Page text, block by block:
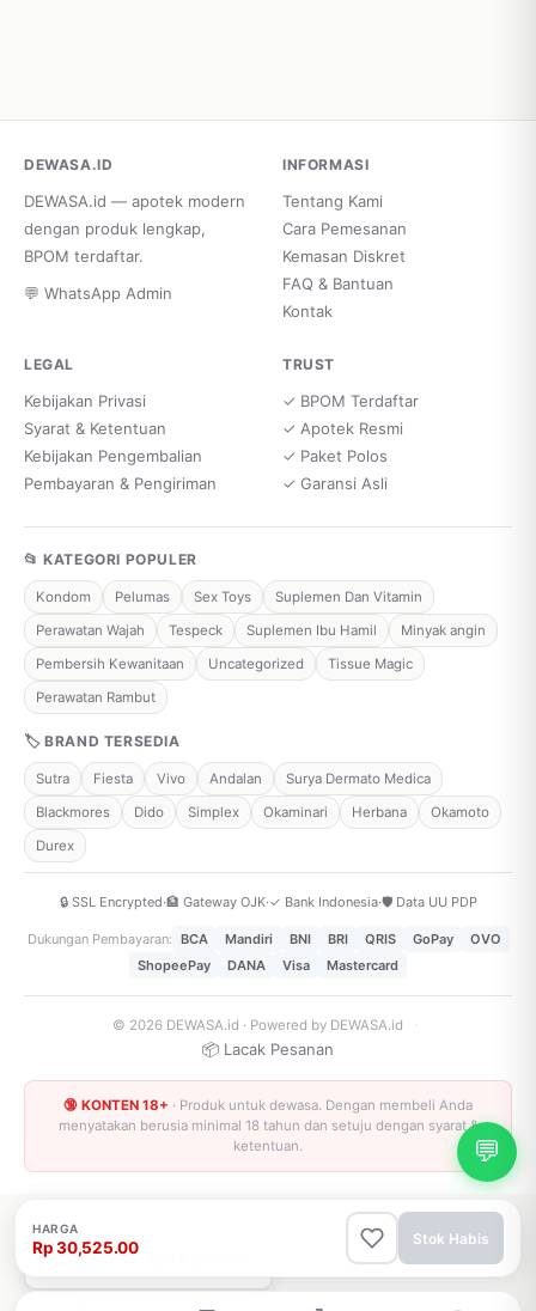
HARGA
Rp 30,525.00 Stok Habis
💬
DEWASA.ID
DEWASA.id — apotek modern
dengan produk lengkap,
BPOM terdaftar.
💬 WhatsApp Admin
INFORMASI
Tentang Kami
Cara Pemesanan
Kemasan Diskret
FAQ & Bantuan
Kontak
LEGAL
Kebijakan Privasi
Syarat & Ketentuan
Kebijakan Pengembalian
Pembayaran & Pengiriman
TRUST
✓ BPOM Terdaftar
✓ Apotek Resmi
✓ Paket Polos
✓ Garansi Asli
📂 KATEGORI POPULER
Kondom Pelumas Sex Toys
Suplemen Dan Vitamin
Perawatan Wajah
Tespeck Suplemen Ibu Hamil
Minyak angin
Pembersih Kewanitaan
Uncategorized
Tissue Magic
Perawatan Rambut
🏷 BRAND TERSEDIA
Sutra Fiesta Vivo Andalan
Surya Dermato Medica
Blackmores
Dido Simplex Okaminari Herbana
Okamoto
Durex
🔒 SSL Encrypted·🏦 Gateway OJK·✓ Bank Indonesia·🛡️ Data UU PDP
Dukungan Pembayaran: BCA Mandiri BNI BRI QRIS GoPay
OVO
ShopeePay
DANA Visa Mastercard
© 2026 DEWASA.id · Powered by DEWASA.id ·
📦 Lacak Pesanan
🔞 KONTEN 18+ · Produk untuk dewasa. Dengan membeli Anda
menyatakan berusia minimal 18 tahun dan setuju dengan syarat &
ketentuan.
📩 Dapatkan tips & promo